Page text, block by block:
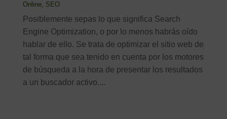
Online, SEO
Posiblemente sepas lo que significa Search
Engine Optimization, o por lo menos habrás oído
hablar de ello. Se trata de optimizar el sitio web de
tal forma que sea tenido en cuenta por los motores
de búsqueda a la hora de presentar los resultados
a un buscador activo....